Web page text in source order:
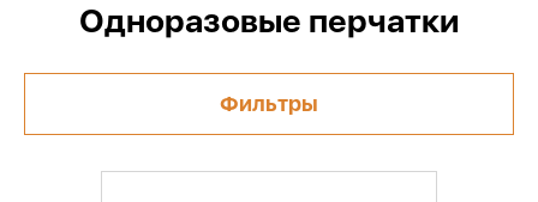
Одноразовые перчатки
Фильтры